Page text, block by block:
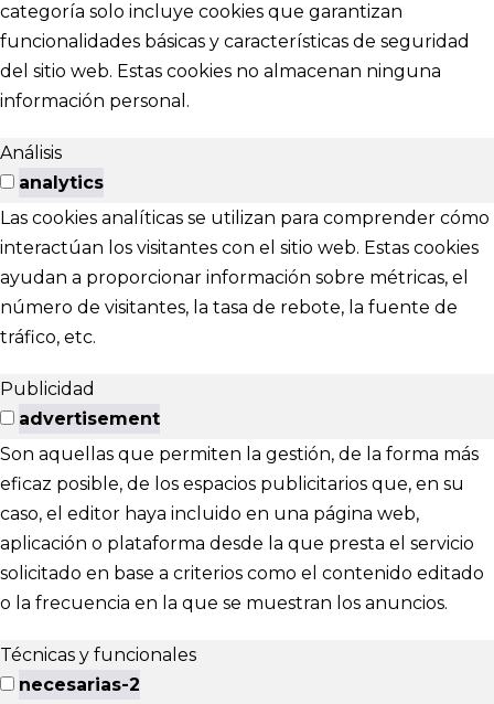
categoría solo incluye cookies que garantizan
funcionalidades básicas y características de seguridad
del sitio web. Estas cookies no almacenan ninguna
información personal.
Análisis
analytics
Las cookies analíticas se utilizan para comprender cómo
interactúan los visitantes con el sitio web. Estas cookies
ayudan a proporcionar información sobre métricas, el
número de visitantes, la tasa de rebote, la fuente de
tráfico, etc.
Publicidad
advertisement
Son aquellas que permiten la gestión, de la forma más
eficaz posible, de los espacios publicitarios que, en su
caso, el editor haya incluido en una página web,
aplicación o plataforma desde la que presta el servicio
solicitado en base a criterios como el contenido editado
o la frecuencia en la que se muestran los anuncios.
Técnicas y funcionales
necesarias-2